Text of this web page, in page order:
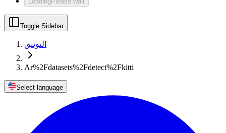
Toggle Sidebar
التوثيق
Ar%2Fdatasets%2Fdetect%2Fkitti
Select language